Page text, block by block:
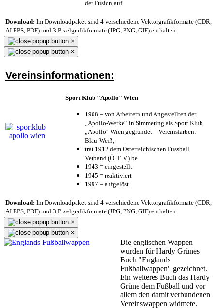
der Fusion auf
Download: Im Downloadpaket sind 4 verschiedene Vektorgrafikformate (CDR,
AI EPS, PDF) und 3 Pixelgrafikformate (JPG, PNG, GIF) enthalten.
×
×
Vereinsinformationen:
Sport Klub "Apollo" Wien
1908 – von Arbeitern und Angestellten der
„Apollo-Werke“ in Simmering als Sport Klub
„Apollo“ Wien gegründet – Vereinsfarben:
Blau-Weiß;
trat 1912 dem Österreichischen Fussball
Verband (Ö. F. V.) be
1943 = eingestellt
1945 = reaktiviert
1997 = aufgelöst
Download: Im Downloadpaket sind 4 verschiedene Vektorgrafikformate (CDR,
AI EPS, PDF) und 3 Pixelgrafikformate (JPG, PNG, GIF) enthalten.
×
×
Die englischen Wappen
wurden für Hardy Grünes
Buch "Englands
Fußballwappen" gezeichnet.
Ein weiteres Buch das Hardy
Grüne dem Fußball und vor
allem den damit verbundenen
Vereinswappen widmete.